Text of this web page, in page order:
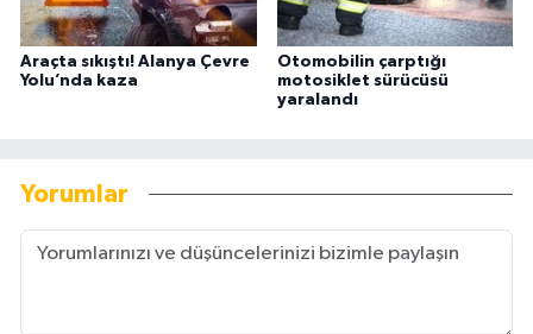
Araçta sıkıştı! Alanya Çevre
Yolu’nda kaza
Otomobilin çarptığı
motosiklet sürücüsü
yaralandı
Yorumlar